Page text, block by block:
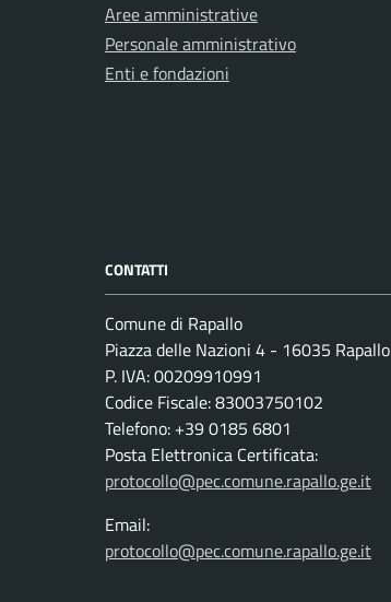
Aree amministrative
Personale amministrativo
Enti e fondazioni
CONTATTI
Comune di Rapallo
Piazza delle Nazioni 4 - 16035 Rapallo
P. IVA: 00209910991
Codice Fiscale: 83003750102
Telefono: +39 0185 6801
Posta Elettronica Certificata:
protocollo@pec.comune.rapallo.ge.it
Email:
protocollo@pec.comune.rapallo.ge.it